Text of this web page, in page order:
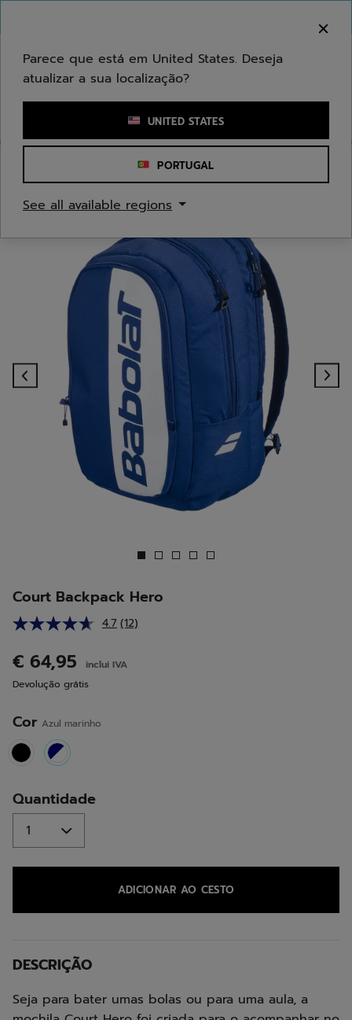
Introduzir uma palavra-chave ou um número de artigo
Court Backpack Hero
4.7 Leu
Link
(12)
€ 64,95
inclui IVA
Devolução grátis
Cor Azul marinho
selected
Quantidade
ADICIONAR AO CESTO
DESCRIÇÃO
Seja para bater umas bolas ou para uma aula, a
Parece que está em United States. Deseja
atualizar a sua localização?
UNITED STATES
PORTUGAL
See all available regions